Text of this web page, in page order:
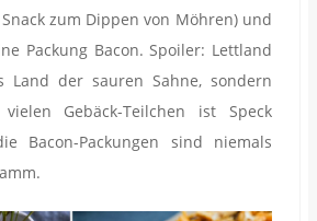
zum Dippen von Möhren) und
Packung Bacon. Spoiler: Lettland
der sauren Sahne, sondern
Gebäck-Teilchen ist Speck
Bacon-Packungen sind niemals